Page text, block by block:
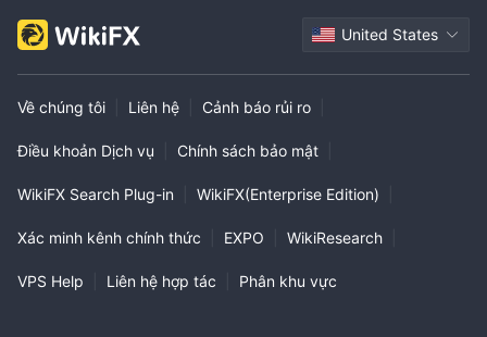
United States
Về chúng tôi Liên hệ Cảnh báo rủi ro
Điều khoản Dịch vụ Chính sách bảo mật
WikiFX Search Plug-in WikiFX(Enterprise Edition)
Xác minh kênh chính thức EXPO WikiResearch
VPS Help Liên hệ hợp tác Phân khu vực